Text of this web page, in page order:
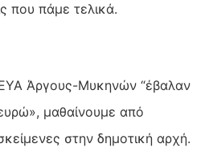
που πάμε τελικά.
Άργους-Μυκηνών “έβαλαν
μαθαίνουμε από
στην δημοτική αρχή.